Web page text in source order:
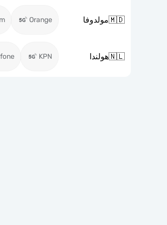
🇲🇩مولدوفا Orange
🇳🇱هولندا KPN